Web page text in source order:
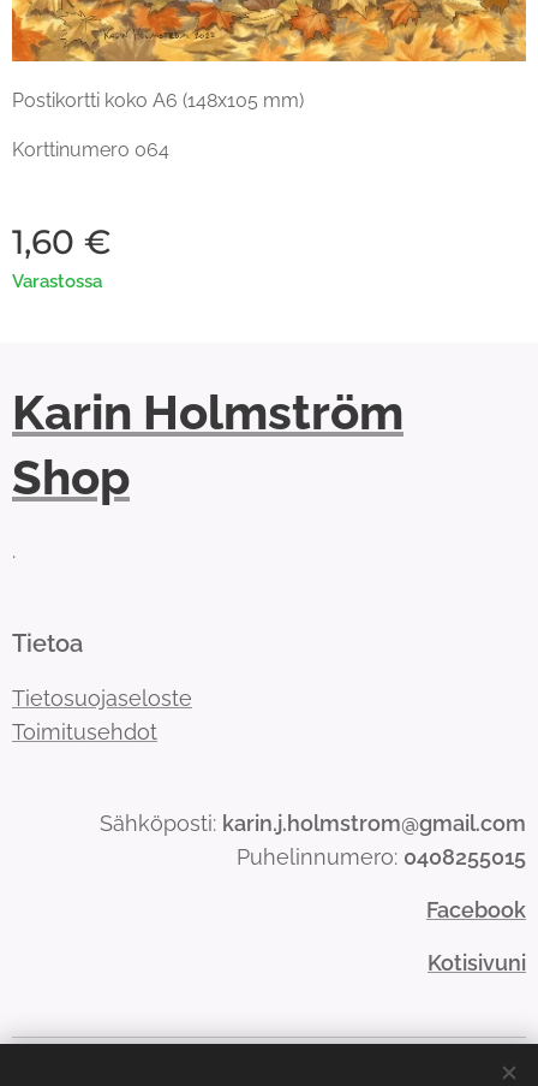
Postikortti koko A6 (148x105 mm)
Korttinumero 064
1,60 €
Varastossa
Karin Holmström
Shop
.
Tietoa
Tietosuojaseloste
Toimitusehdot
Sähköposti: karin.j.holmstrom@gmail.com
Puhelinnumero: 0408255015
Facebook
Kotisivuni